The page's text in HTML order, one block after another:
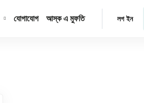
যোগাযোগ আস্ক এ মুফতি লগ ইন